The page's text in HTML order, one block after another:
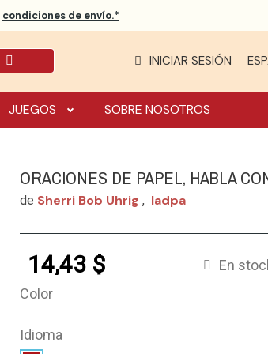
condiciones de envío.*
INICIAR SESIÓN
JUEGOS SOBRE NOSOTROS
ORACIONES DE PAPEL, HABLA
de Sherri Bob Uhrig , Iadpa
14,43 $
En
Color
Idioma